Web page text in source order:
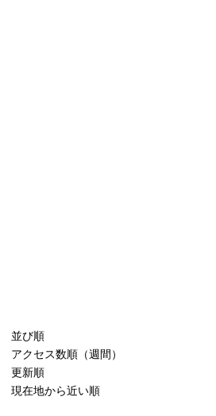
並び順
アクセス数順（週間）
更新順
現在地から近い順